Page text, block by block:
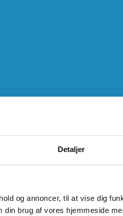
Detaljer
og annoncer, til at vise dig
brug af vores hjemmeside